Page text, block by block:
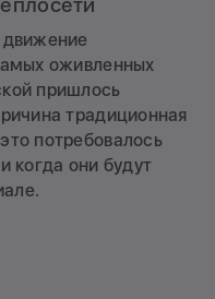
оживленных
пришлось
традиционная
потребовалось
когда они будут